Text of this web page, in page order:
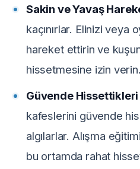
Sakin ve Yavaş
kaçınırlar. Elinizi veya
hareket ettirin ve
hissetmesine izin verin.
Güvende Hissettikleri
kafeslerini güvende
algılarlar. Alışma
bu ortamda rahat